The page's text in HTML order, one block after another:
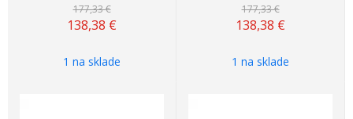
177,33 €
138,38 €
1 na sklade
177,33 €
138,38 €
1 na sklade